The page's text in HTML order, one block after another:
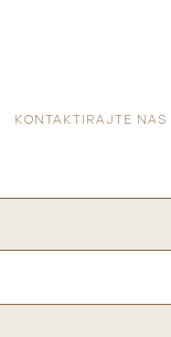
KONTAKTIRAJTE NAS